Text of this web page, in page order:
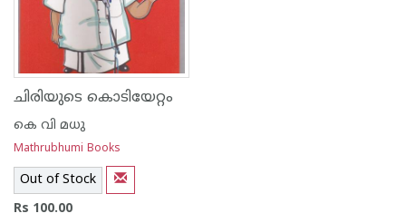
ചിരിയുടെ കൊടിയേറ്റം
കെ വി മധു
Mathrubhumi Books
Out of Stock
Rs 100.00